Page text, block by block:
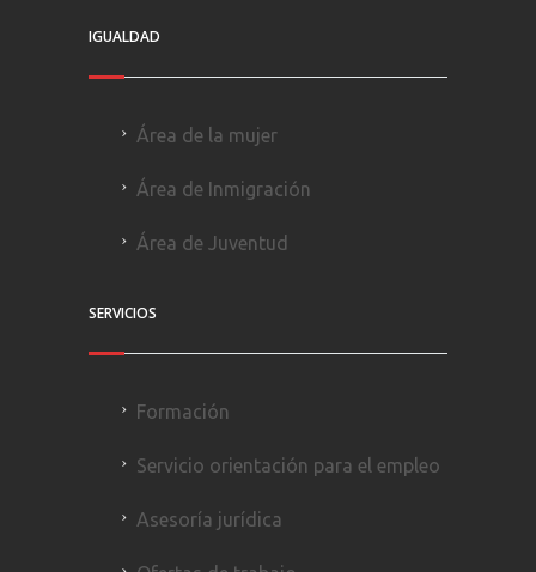
IGUALDAD
Área de la mujer
Área de Inmigración
Área de Juventud
SERVICIOS
Formación
Servicio orientación para el empleo
Asesoría jurídica